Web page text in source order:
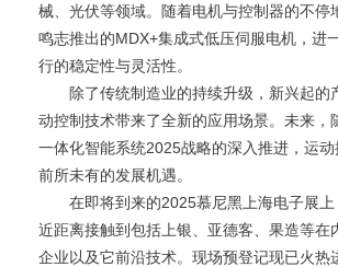
械、光伏等领域。随着电机与控制器的不停
鸣志推出的MDX+集成式低压伺服电机，进
行的稳定性与灵活性。
除了传统制造业的持续升级，新兴起的
动控制技术带来了全新的应用场景。未来，
一体化智能系统2025战略的深入推进，运
前所未有的发展机遇。
在即将到来的2025慕尼黑上海电子展上
近距离接触到包括上银、亚德客、果造等在
企业以及它前沿技术。现场预登记现已火热